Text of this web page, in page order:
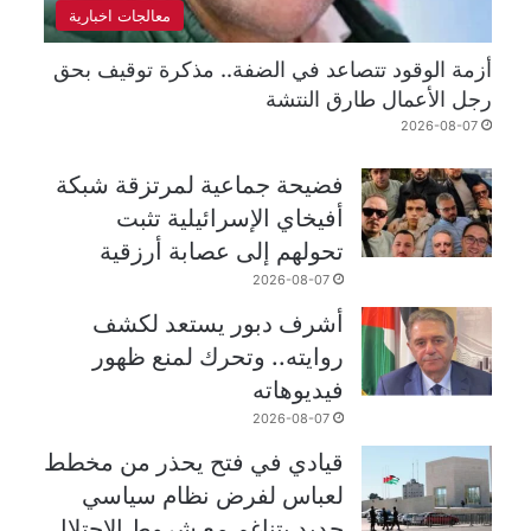
معالجات اخبارية
أزمة الوقود تتصاعد في الضفة.. مذكرة توقيف بحق
رجل الأعمال طارق النتشة
2026-08-07
فضيحة جماعية لمرتزقة شبكة
أفيخاي الإسرائيلية تثبت
تحولهم إلى عصابة أرزقية
2026-08-07
أشرف دبور يستعد لكشف
روايته.. وتحرك لمنع ظهور
فيديوهاته
2026-08-07
قيادي في فتح يحذر من مخطط
لعباس لفرض نظام سياسي